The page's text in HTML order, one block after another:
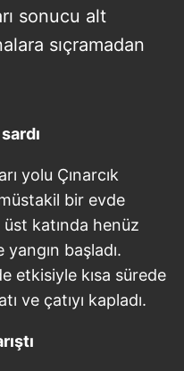
sonucu alt
sıçramadan
yolu Çınarcık
bir evde
katında henüz
başladı.
etkisiyle kısa sürede
ve çatıyı kapladı.